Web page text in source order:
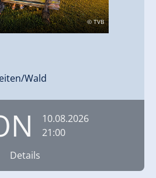
© TVB
Wald
10.08.2026
21:00
Details